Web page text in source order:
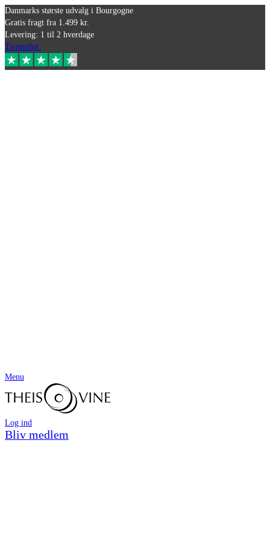
Danmarks største udvalg i Bourgogne
Gratis fragt fra 1.499 kr.
Levering: 1 til 2 hverdage
Trustpilot
Menu
Log ind
Bliv medlem